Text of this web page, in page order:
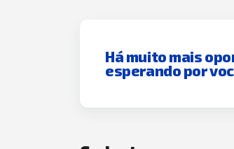
Há muito mais
esperando por